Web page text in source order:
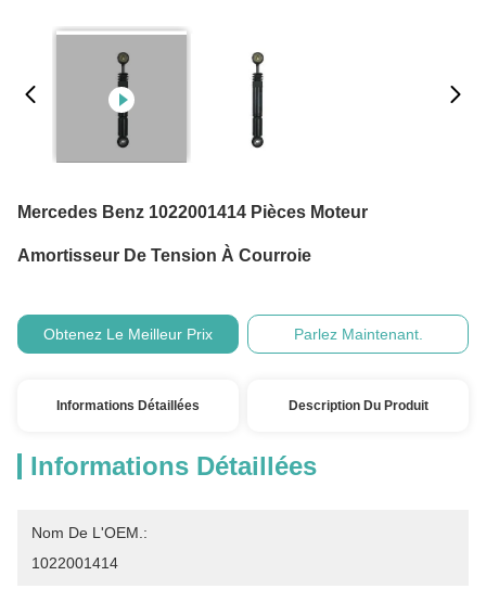
Mercedes Benz 1022001414 Pièces Moteur
Amortisseur De Tension À Courroie
Obtenez Le Meilleur Prix Parlez Maintenant.
Informations Détaillées Description Du Produit
Informations Détaillées
Nom De L'OEM.:
1022001414